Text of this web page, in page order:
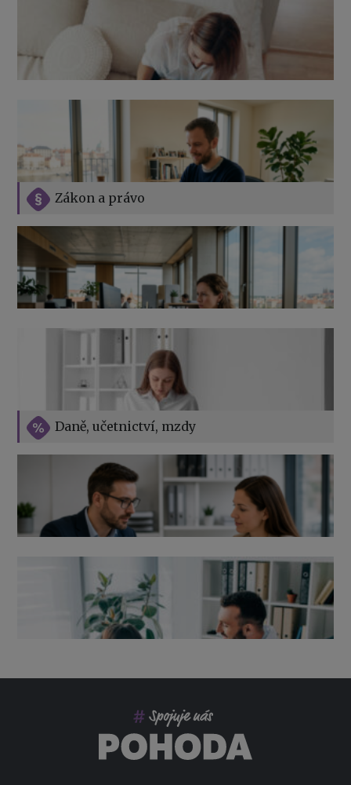
Daně, učetnictví, mzdy
Zákon a právo
Vše o překážkách v práci na straně zaměstnavatele
Výpověď ze zdravotních důvodů 2026 – průvodce pro
zaměstnavatele
Jak na podnikání při rodičovské dovolené
Přehledy pro OSSZ a zdravotní pojišťovny – jak na ně
v roce 2026